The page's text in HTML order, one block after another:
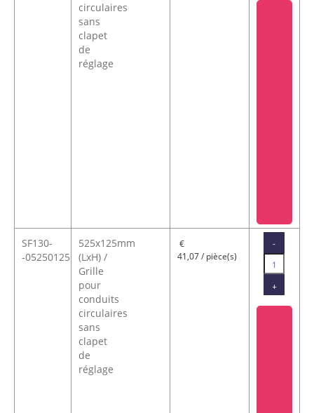
circulaires
sans
clapet
de
réglage
SF130-
-05250125
525x125mm
(LxH) /
Grille
pour
conduits
circulaires
sans
clapet
de
réglage
41,07 / pièce(s)